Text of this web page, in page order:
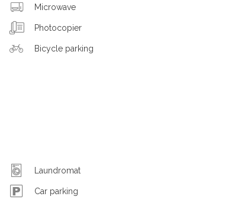
Microwave
Photocopier
Bicycle parking
Laundromat
Car parking